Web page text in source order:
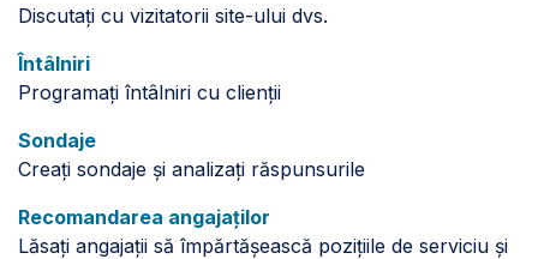
Discutați cu vizitatorii site-ului dvs.
Întâlniri
Programați întâlniri cu clienții
Sondaje
Creați sondaje și analizați răspunsurile
Recomandarea angajaților
Lăsați angajații să împărtășească pozițiile de serviciu și